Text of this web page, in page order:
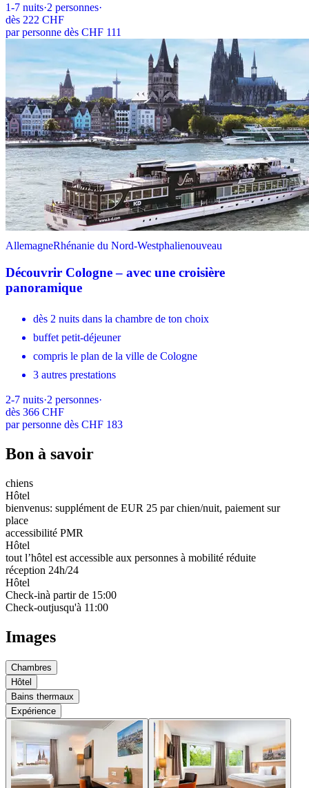
1-7 nuits·2 personnes·
dès 222 CHF
par personne dès CHF 111
AllemagneRhénanie du Nord-Westphalienouveau
Découvrir Cologne – avec une croisière
panoramique
dès 2 nuits dans la chambre de ton choix
buffet petit-déjeuner
compris le plan de la ville de Cologne
3 autres prestations
2-7 nuits·2 personnes·
dès 366 CHF
par personne dès CHF 183
Bon à savoir
chiens
Hôtel
bienvenus: supplément de EUR 25 par chien/nuit, paiement sur
place
accessibilité PMR
Hôtel
tout l’hôtel est accessible aux personnes à mobilité réduite
réception 24h/24
Hôtel
Check-inà partir de 15:00
Check-outjusqu'à 11:00
Images
Chambres
Hôtel
Bains thermaux
Expérience